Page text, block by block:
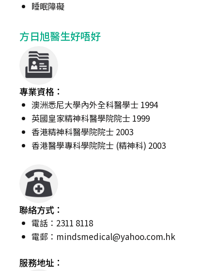
睡眠障礙
方日旭醫生好唔好
專業資格：
澳洲悉尼大學內外全科醫學士 1994
英國皇家精神科醫學院院士 1999
香港精神科醫學院院士 2003
香港醫學專科學院院士 (精神科) 2003
聯絡方式：
電話：2311 8118
電郵： mindsmedical@yahoo.com.hk
服務地址：